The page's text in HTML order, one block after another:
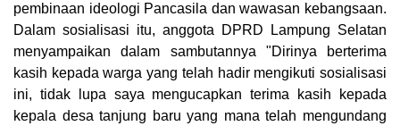
pembinaan ideologi Pancasila dan wawasan kebangsaan.
Dalam sosialisasi itu, anggota DPRD Lampung Selatan
menyampaikan dalam sambutannya "Dirinya berterima
kasih kepada warga yang telah hadir mengikuti sosialisasi
ini, tidak lupa saya mengucapkan terima kasih kepada
kepala desa tanjung baru yang mana telah mengundang